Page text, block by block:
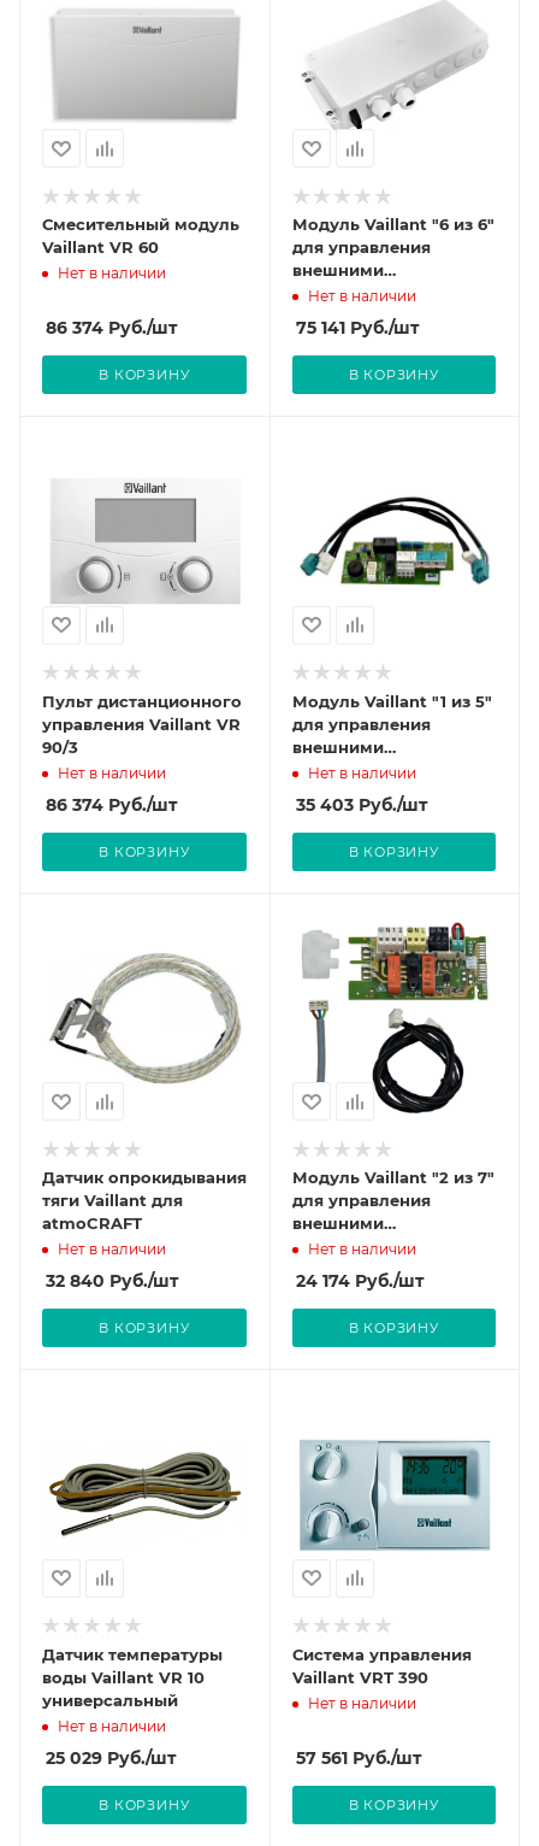
Смесительный модуль
Vaillant VR 60
Нет в наличии
86 374 Руб./шт
В КОРЗИНУ
Модуль Vaillant "6 из 6"
для управления
внешними
устройствами
Нет в наличии
75 141Руб./шт
В КОРЗИНУ
Пульт дистанционного
управления Vaillant VR
90/3
Нет в наличии
86 374 Руб./шт
В КОРЗИНУ
Модуль Vaillant "1 из 5"
для управления
внешними
устройствами
Нет в наличии
35 403Руб./шт
В КОРЗИНУ
Датчик опрокидывания
тяги Vaillant для
atmoCRAFT
Нет в наличии
32 840 Руб./шт
В КОРЗИНУ
Модуль Vaillant "2 из 7"
для управления
внешними
устройствами
Нет в наличии
24 174Руб./шт
В КОРЗИНУ
Датчик температуры
воды Vaillant VR 10
универсальный
Нет в наличии
25 029 Руб./шт
В КОРЗИНУ
Система управления
Vaillant VRT 390
Нет в наличии
57 561Руб./шт
В КОРЗИНУ